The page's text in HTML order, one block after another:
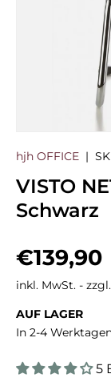
hjh OFFICE |
VISTO
Schwarz
€139,90
inkl. MwSt. -
AUF LAGER
In 2-4
5